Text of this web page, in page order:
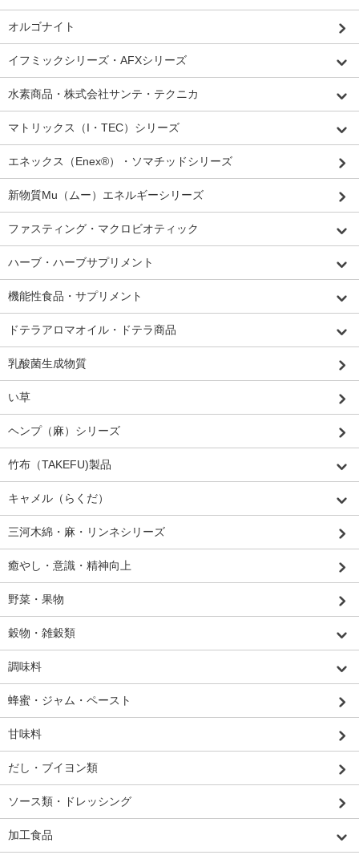
オルゴナイト
イフミックシリーズ・AFXシリーズ
水素商品・株式会社サンテ・テクニカ
マトリックス（I・TEC）シリーズ
エネックス（Enex®）・ソマチッドシリーズ
新物質Mu（ムー）エネルギーシリーズ
ファスティング・マクロビオティック
ハーブ・ハーブサプリメント
機能性食品・サプリメント
ドテラアロマオイル・ドテラ商品
乳酸菌生成物質
い草
ヘンプ（麻）シリーズ
竹布（TAKEFU)製品
キャメル（らくだ）
三河木綿・麻・リンネシリーズ
癒やし・意識・精神向上
野菜・果物
穀物・雑穀類
調味料
蜂蜜・ジャム・ペースト
甘味料
だし・ブイヨン類
ソース類・ドレッシング
加工食品